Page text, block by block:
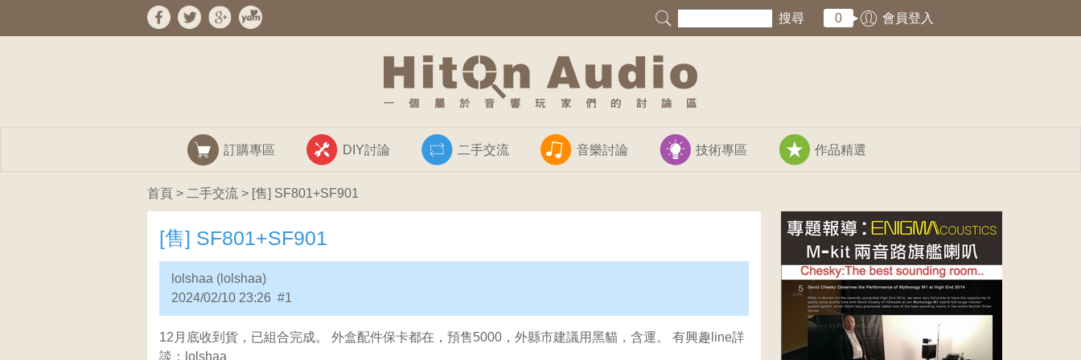
搜尋 0 會員登入
訂購專區 DIY討論 二手交流 音樂討論 技術專區 作品精選
首頁 > 二手交流 > [售] SF801+SF901
[售] SF801+SF901
lolshaa (lolshaa)
2024/02/10 23:26 #1
12月底收到貨，已組合完成。 外盒配件保卡都在，預售5000，外縣市建議用黑貓，含運。 有興趣line詳
談：lolshaa